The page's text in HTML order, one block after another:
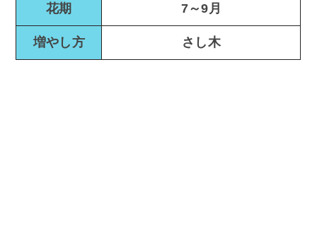
花期 7～9月
増やし方 さし木